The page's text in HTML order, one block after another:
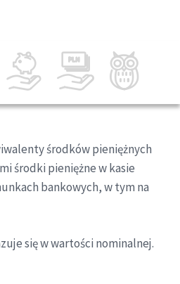
środków pieniężnych
środki pieniężne w kasie
bankowych, w tym na
się w wartości nominalnej.